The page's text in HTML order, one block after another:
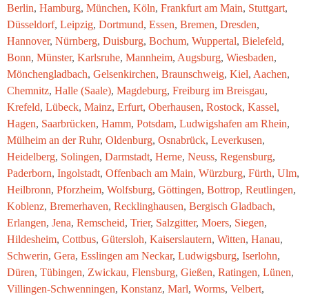
Berlin, Hamburg, München, Köln, Frankfurt am Main, Stuttgart,
Düsseldorf, Leipzig, Dortmund, Essen, Bremen, Dresden,
Hannover, Nürnberg, Duisburg, Bochum, Wuppertal, Bielefeld,
Bonn, Münster, Karlsruhe, Mannheim, Augsburg, Wiesbaden,
Mönchengladbach, Gelsenkirchen, Braunschweig, Kiel, Aachen,
Chemnitz, Halle (Saale), Magdeburg, Freiburg im Breisgau,
Krefeld, Lübeck, Mainz, Erfurt, Oberhausen, Rostock, Kassel,
Hagen, Saarbrücken, Hamm, Potsdam, Ludwigshafen am Rhein,
Mülheim an der Ruhr, Oldenburg, Osnabrück, Leverkusen,
Heidelberg, Solingen, Darmstadt, Herne, Neuss, Regensburg,
Paderborn, Ingolstadt, Offenbach am Main, Würzburg, Fürth, Ulm,
Heilbronn, Pforzheim, Wolfsburg, Göttingen, Bottrop, Reutlingen,
Koblenz, Bremerhaven, Recklinghausen, Bergisch Gladbach,
Erlangen, Jena, Remscheid, Trier, Salzgitter, Moers, Siegen,
Hildesheim, Cottbus, Gütersloh, Kaiserslautern, Witten, Hanau,
Schwerin, Gera, Esslingen am Neckar, Ludwigsburg, Iserlohn,
Düren, Tübingen, Zwickau, Flensburg, Gießen, Ratingen, Lünen,
Villingen-Schwenningen, Konstanz, Marl, Worms, Velbert,